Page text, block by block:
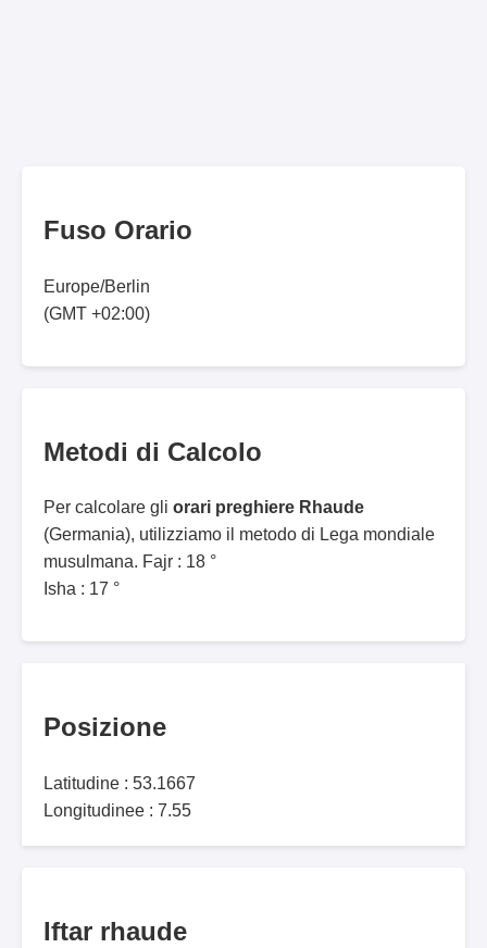
Fuso Orario
Europe/Berlin
(GMT +02:00)
Metodi di Calcolo
Per calcolare gli orari preghiere Rhaude
(Germania), utilizziamo il metodo di Lega mondiale
musulmana. Fajr : 18 °
Isha : 17 °
Posizione
Latitudine : 53.1667
Longitudinee : 7.55
Iftar rhaude